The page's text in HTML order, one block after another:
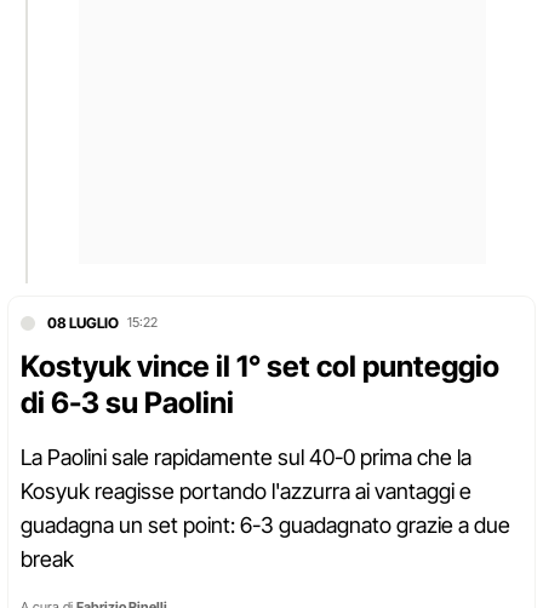
08 LUGLIO 15:22
Kostyuk vince il 1° set col punteggio
di 6-3 su Paolini
La Paolini sale rapidamente sul 40-0 prima che la
Kosyuk reagisse portando l'azzurra ai vantaggi e
guadagna un set point: 6-3 guadagnato grazie a due
break